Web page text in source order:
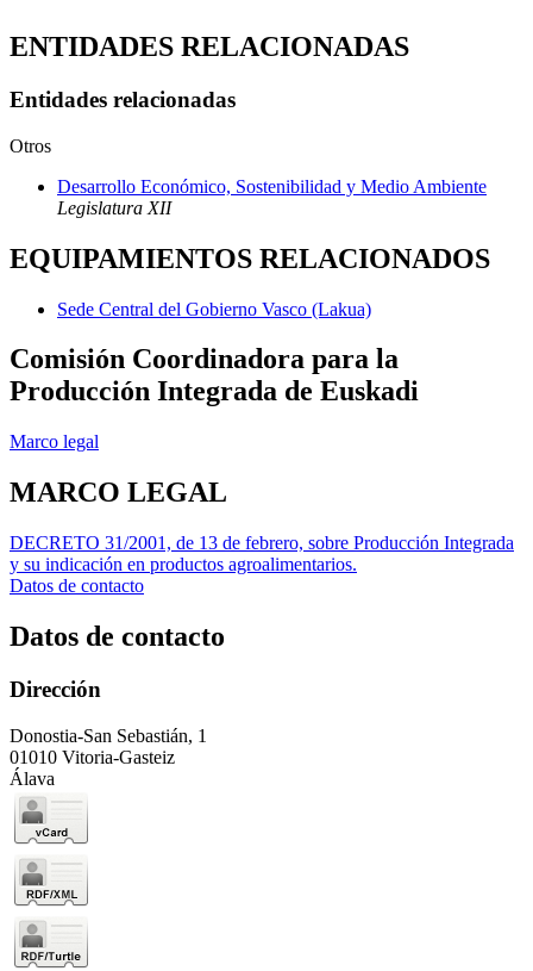
ENTIDADES RELACIONADAS
Entidades relacionadas
Otros
Desarrollo Económico, Sostenibilidad y Medio Ambiente
Legislatura XII
EQUIPAMIENTOS RELACIONADOS
Sede Central del Gobierno Vasco (Lakua)
Comisión Coordinadora para la
Producción Integrada de Euskadi
Marco legal
MARCO LEGAL
DECRETO 31/2001, de 13 de febrero, sobre Producción Integrada
y su indicación en productos agroalimentarios.
Datos de contacto
Datos de contacto
Dirección
Donostia-San Sebastián, 1
01010 Vitoria-Gasteiz
Álava